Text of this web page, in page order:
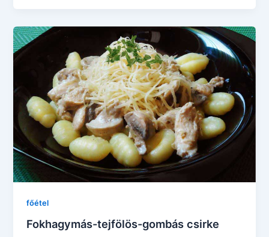
főétel
Fokhagymás-tejfölös-gombás csirke